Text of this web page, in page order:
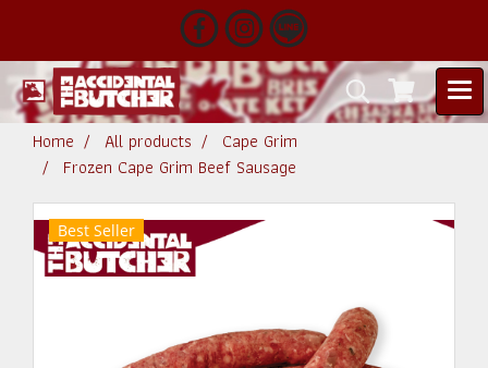
Home All products
Cape Grim
Frozen Cape Grim Beef Sausage
Best Seller